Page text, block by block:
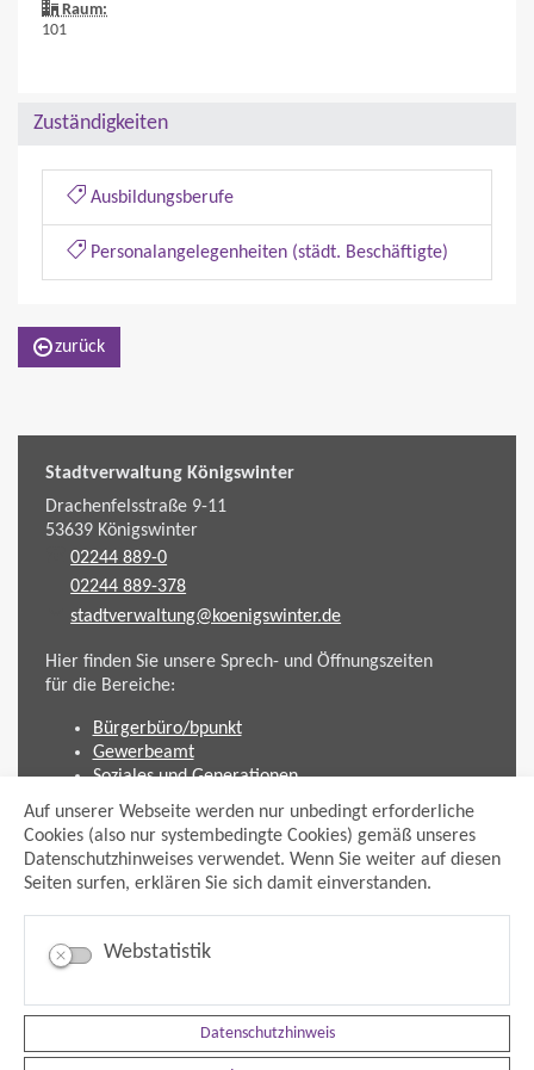
Auf unserer Webseite werden nur unbedingt erforderliche
Cookies (also nur systembedingte Cookies) gemäß unseres
Datenschutzhinweises verwendet. Wenn Sie weiter auf diesen
Seiten surfen, erklären Sie sich damit einverstanden.
Webstatistik
Datenschutzhinweis
Raum:
101
Zuständigkeiten
Ausbildungsberufe
Personalangelegenheiten (städt. Beschäftigte)
zurück
Stadtverwaltung Königswinter
Drachenfelsstraße 9-11
53639Königswinter
02244 889-0
02244 889-378
stadtverwaltung@koenigswinter.de
Hier finden Sie unsere Sprech- und Öffnungszeiten
für die Bereiche:
Bürgerbüro/bpunkt
Gewerbeamt
Soziales und Generationen
Standesamt
Friedhofsverwaltung
Planen und Bauen (Bauamt)
Impressum
Datenschutzhinweis
Anmelden
Facebook
xing